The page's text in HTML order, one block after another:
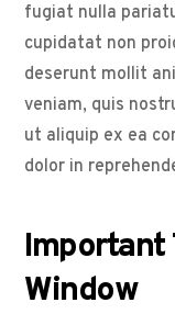
fugiat nulla
cupidatat non
deserunt mollit
veniam, quis
ut aliquip ex ea
dolor in
Important
Window